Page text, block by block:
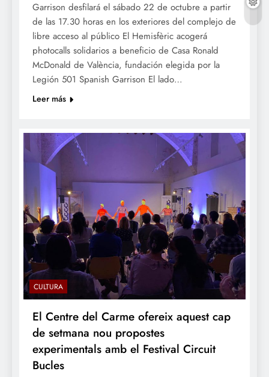
Garrison desfilará el sábado 22 de octubre a partir
de las 17.30 horas en los exteriores del complejo de
libre acceso al público El Hemisfèric acogerá
photocalls solidarios a beneficio de Casa Ronald
McDonald de València, fundación elegida por la
Legión 501 Spanish Garrison El lado…
Leer más
CULTURA
El Centre del Carme ofereix aquest cap
de setmana nou propostes
experimentals amb el Festival Circuit
Bucles